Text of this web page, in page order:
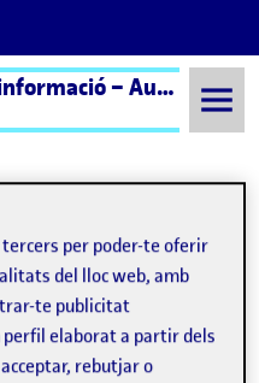
Arquitectura de la informació – Aula 1 | Arquitectura de la Información – Aula 1
2024
tercers per poder-te oferir
del lloc web, amb
te publicitat
elaborat a partir dels
rebutjar o